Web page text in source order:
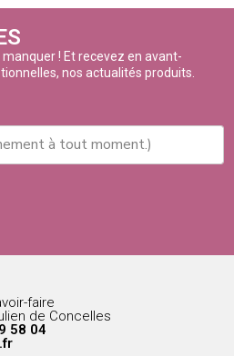
! Et recevez en avant-
nos actualités produits.
faire
de Concelles
58 04